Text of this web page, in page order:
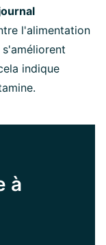
l'alimentation
indique
à